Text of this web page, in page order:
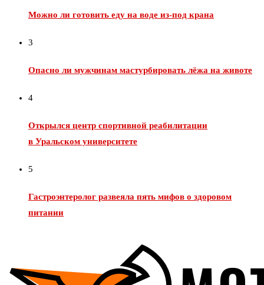
Можно ли готовить еду на воде из‑под крана
3
Опасно ли мужчинам мастурбировать лёжа на животе
4
Открылся центр спортивной реабилитации
в Уральском университете
5
Гастроэнтеролог развеяла пять мифов о здоровом
питании